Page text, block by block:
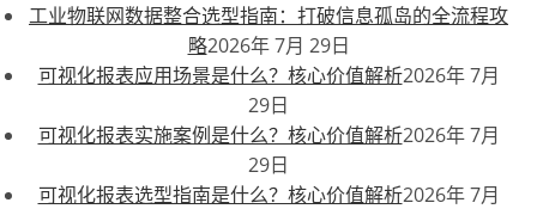
工业物联网数据整合选型指南：打破信息孤岛的全流程攻
略2026年 7月 29日
可视化报表应用场景是什么？核心价值解析2026年 7月
29日
可视化报表实施案例是什么？核心价值解析2026年 7月
29日
可视化报表选型指南是什么？核心价值解析2026年 7月